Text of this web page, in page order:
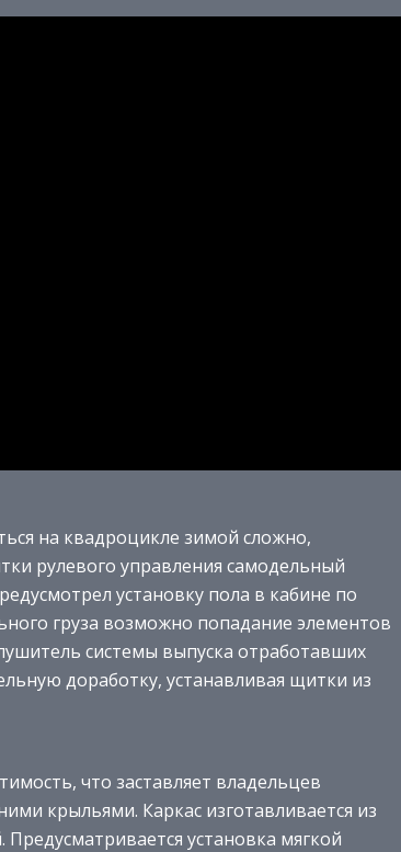
на квадроцикле зимой сложно,
рулевого управления самодельный
установку пола в кабине по
груза возможно попадание элементов
системы выпуска отработавших
доработку, устанавливая щитки из
что заставляет владельцев
крыльями. Каркас изготавливается из
установка мягкой